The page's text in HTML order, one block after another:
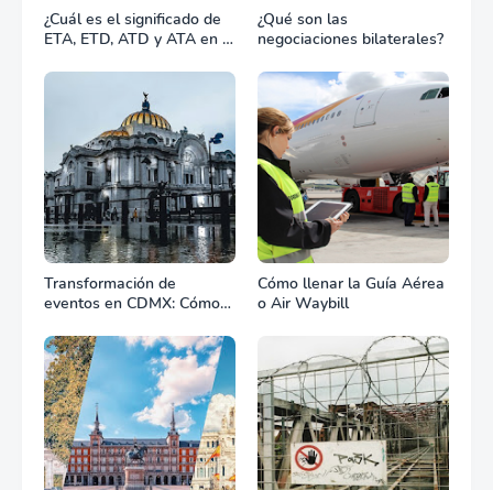
¿Cuál es el significado de
ETA, ETD, ATD y ATA en el
¿Qué son las
negociaciones bilaterales?
Transformación de
eventos en CDMX: Cómo
equipos define el éxito de
tu celebración
Cómo llenar la Guía Aérea
o Air Waybill